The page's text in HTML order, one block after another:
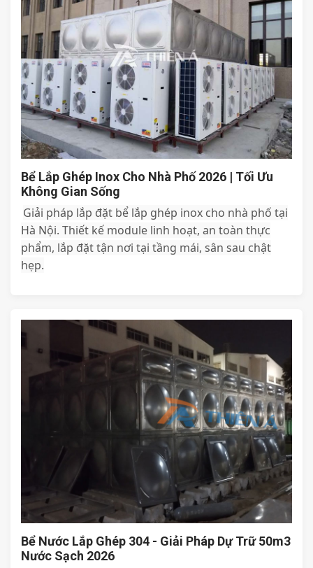
Bể Lắp Ghép Inox Cho Nhà Phố 2026 | Tối Ưu
Không Gian Sống
Giải pháp lắp đặt bể lắp ghép inox cho nhà phố tại
Hà Nội. Thiết kế module linh hoạt, an toàn thực
phẩm, lắp đặt tận nơi tại tầng mái, sân sau chật
hẹp.
Bể Nước Lắp Ghép 304 - Giải Pháp Dự Trữ 50m3
Nước Sạch 2026